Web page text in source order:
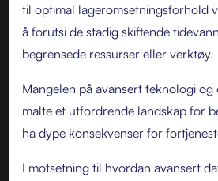
til optimal lageromsetningsforhold
å forutsi de stadig skiftende
begrensede ressurser eller verktøy.
Mangelen på avansert teknologi
malte et utfordrende landskap for
ha dype konsekvenser for
I motsetning til hvordan avansert